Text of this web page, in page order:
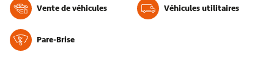
Vente de véhicules Véhicules utilitaires
Pare-Brise